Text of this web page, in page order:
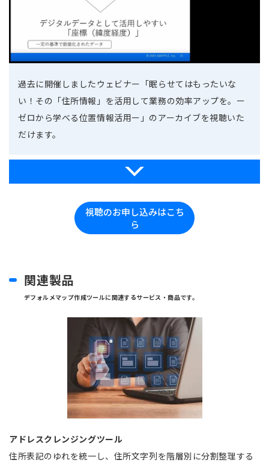
過去に開催しましたウェビナー「眠らせてはもったいな
い！その「住所情報」を活用して業務の効率アップを。ー
ゼロから学べる位置情報活用ー」のアーカイブを視聴いた
だけます。
視聴のお申し込みはこち
ら
関連製品
デフォルメマップ作成ツールに関連するサービス・商品です。
アドレスクレンジングツール
住所表記のゆれを統一し、住所文字列を階層別に分割整理する